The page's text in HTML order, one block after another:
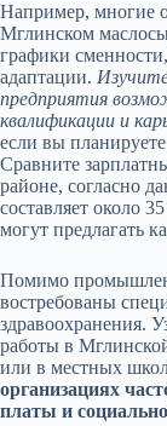
Например, многие
Мглинском
графики
адаптации.
предприятия
квалификации и
если вы
Сравните
районе, согласно
составляет около
могут предлагать
Помимо
востребованы
здравоохранения.
работы в
или в местных
организациях
платы и